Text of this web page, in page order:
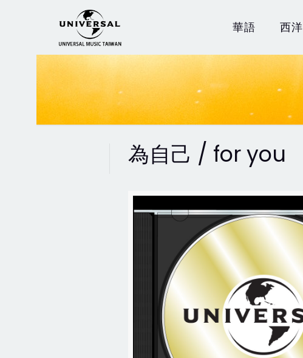
華語 西洋
為自己 / for you